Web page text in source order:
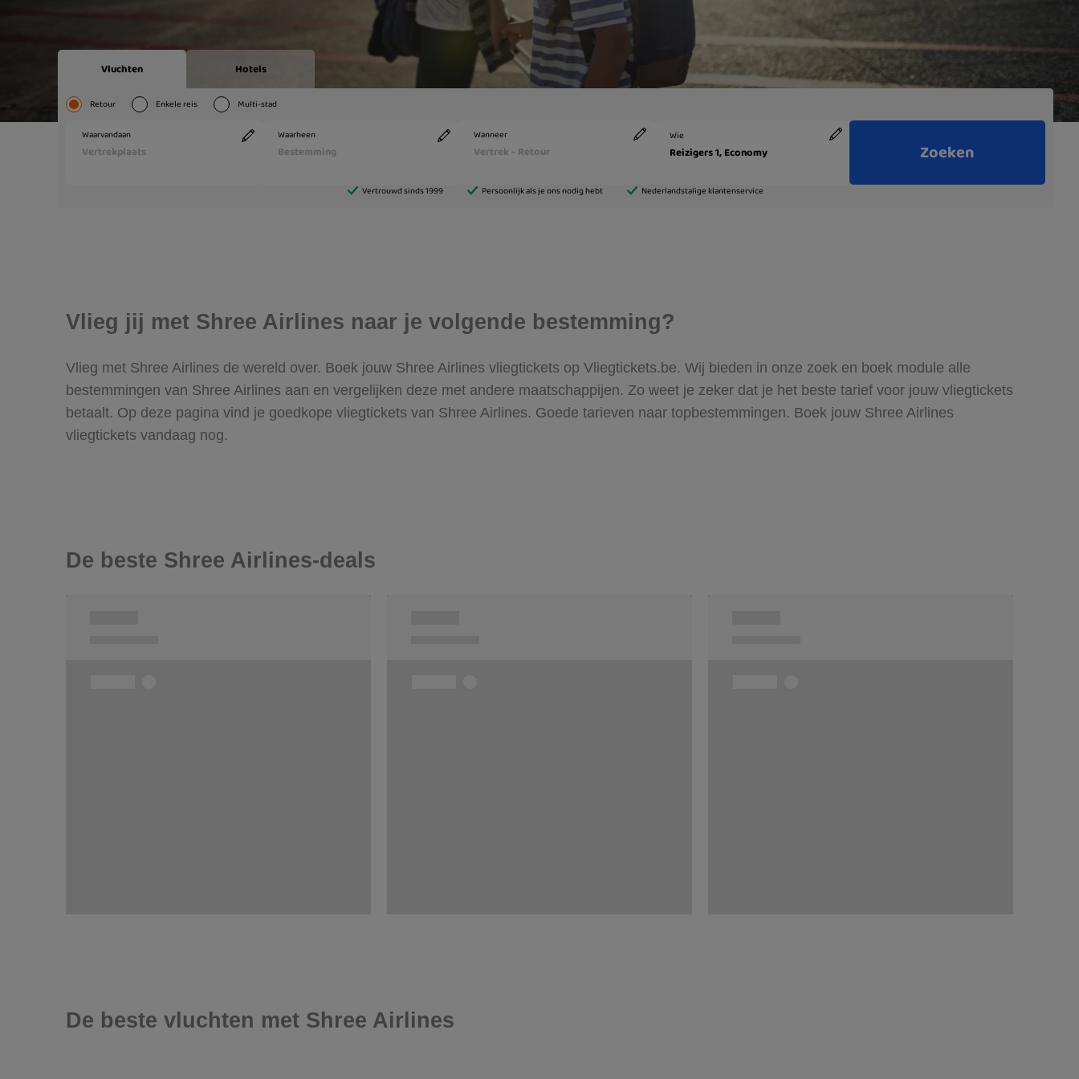
Vlieg jij met Shree Airlines naar je volgende bestemming?
Vlieg met Shree Airlines de wereld over. Boek jouw Shree Airlines vliegtickets op Vliegtickets.be. Wij bieden in onze zoek en boek module alle
bestemmingen van Shree Airlines aan en vergelijken deze met andere maatschappijen. Zo weet je zeker dat je het beste tarief voor jouw vliegtickets
betaalt. Op deze pagina vind je goedkope vliegtickets van Shree Airlines. Goede tarieven naar topbestemmingen. Boek jouw Shree Airlines
vliegtickets vandaag nog.
De beste Shree Airlines-deals
De beste vluchten met Shree Airlines